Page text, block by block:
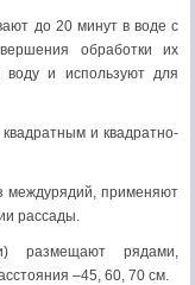
до 20 минут в воде с
обработки их
воду и используют для
и квадратно-
междурядий, применяют
рассады.
размещают рядами,
–45, 60, 70 см.